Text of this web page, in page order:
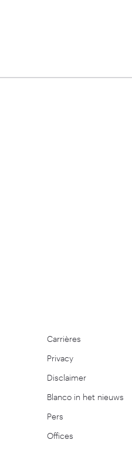
Carrières
Privacy
Disclaimer
Blanco in het nieuws
Pers
Offices